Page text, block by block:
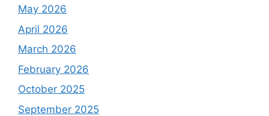
May 2026
April 2026
March 2026
February 2026
October 2025
September 2025